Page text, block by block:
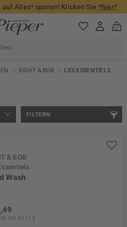
auf Alles* sparen! Klicken Sie *hier*
EIGHT & BOB LES ESSENTIELS
FILTERN
& BOB
Wash
(€ 121,63 / 1 l)